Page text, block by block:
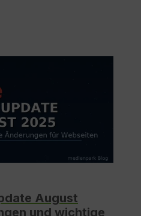
August
und wichtige